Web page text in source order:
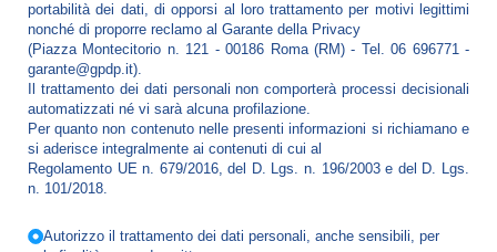
portabilità dei dati, di opporsi al loro trattamento per motivi legittimi
nonché di proporre reclamo al Garante della Privacy
(Piazza Montecitorio n. 121 - 00186 Roma (RM) - Tel. 06 696771 -
garante@gpdp.it).
Il trattamento dei dati personali non comporterà processi decisionali
automatizzati né vi sarà alcuna profilazione.
Per quanto non contenuto nelle presenti informazioni si richiamano e
si aderisce integralmente ai contenuti di cui al
Regolamento UE n. 679/2016, del D. Lgs. n. 196/2003 e del D. Lgs.
n. 101/2018.
Choice
Autorizzo il trattamento dei dati personali, anche sensibili, per